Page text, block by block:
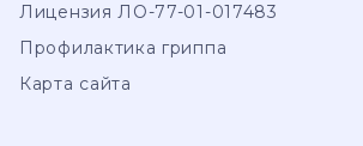
Лицензия ЛО-77-01-017483
Профилактика гриппа
Карта сайта